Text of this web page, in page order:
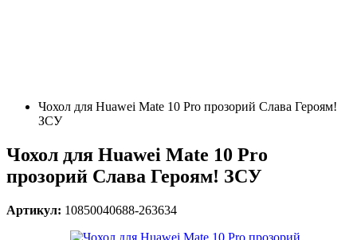
Чохол для Huawei Mate 10 Pro прозорий Слава Героям!
ЗСУ
Чохол для Huawei Mate 10 Pro
прозорий Слава Героям! ЗСУ
Артикул: 10850040688-263634